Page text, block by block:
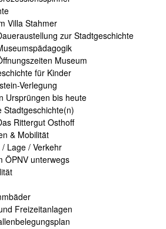
Villa Stahmer
zur Stadtgeschichte
Museum
für Kinder
Verlegung
Ursprüngen bis heute
Stadtgeschichte(n)
Rittergut Osthoff
& Mobilität
Lage / Verkehr
ÖPNV unterwegs
Freizeitanlagen